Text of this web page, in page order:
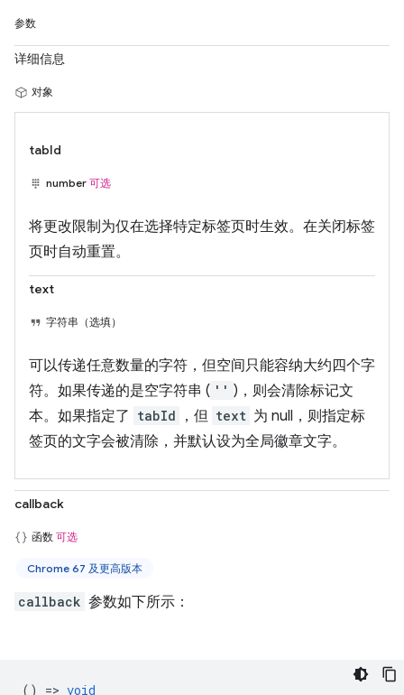
参数
详细信息
对象
tabId
number 可选
将更改限制为仅在选择特定标签页时生效。在关闭标签
页时自动重置。
text
字符串（选填）
可以传递任意数量的字符，但空间只能容纳大约四个字
符。如果传递的是空字符串 ( '' )，则会清除标记文
本。如果指定了 tabId ，但 text 为 null，则指定标
签页的文字会被清除，并默认设为全局徽章文字。
callback
函数 可选
Chrome 67 及更高版本
callback 参数如下所示：
() => void